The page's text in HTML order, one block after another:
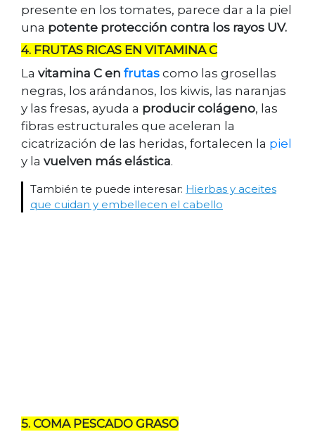
presente en los tomates, parece dar a la piel
una potente protección contra los rayos UV.
4. FRUTAS RICAS EN VITAMINA C
La vitamina C en frutas como las grosellas
negras, los arándanos, los kiwis, las naranjas
y las fresas, ayuda a producir colágeno, las
fibras estructurales que aceleran la
cicatrización de las heridas, fortalecen la piel
y la vuelven más elástica.
También te puede interesar: Hierbas y aceites
que cuidan y embellecen el cabello
5. COMA PESCADO GRASO